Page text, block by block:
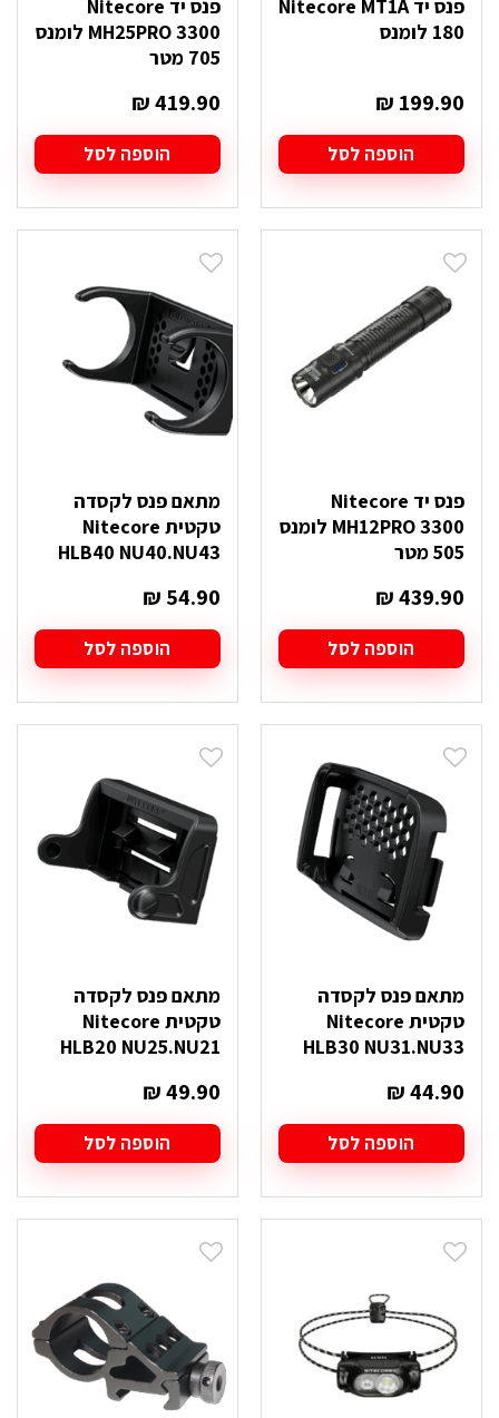
פנס יד Nitecore MT1A
180 לומנס
₪ 199.90
הוספה לסל
פנס יד Nitecore
MH25PRO 3300 לומנס
705 מטר
₪419.90
הוספה לסל
פנס יד Nitecore
MH12PRO 3300 לומנס
505 מטר
₪439.90
הוספה לסל
מתאם פנס לקסדה
טקטית Nitecore
HLB40 NU40.NU43
₪ 54.90
הוספה לסל
מתאם פנס לקסדה
טקטית Nitecore
HLB30 NU31.NU33
₪44.90
הוספה לסל
מתאם פנס לקסדה
טקטית Nitecore
HLB20 NU25.NU21
₪49.90
הוספה לסל